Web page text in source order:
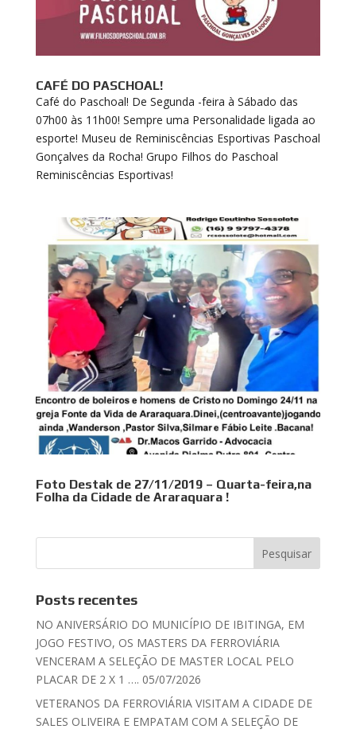
CAFÉ DO PASCHOAL!
Café do Paschoal! De Segunda -feira à Sábado das
07h00 às 11h00! Sempre uma Personalidade ligada ao
esporte! Museu de Reminiscências Esportivas Paschoal
Gonçalves da Rocha! Grupo Filhos do Paschoal
Reminiscências Esportivas!
Foto Destak de 27/11/2019 – Quarta-feira,na
Folha da Cidade de Araraquara !
Posts recentes
NO ANIVERSÁRIO DO MUNICÍPIO DE IBITINGA, EM
JOGO FESTIVO, OS MASTERS DA FERROVIÁRIA
VENCERAM A SELEÇÃO DE MASTER LOCAL PELO
PLACAR DE 2 X 1 …. 05/07/2026
VETERANOS DA FERROVIÁRIA VISITAM A CIDADE DE
SALES OLIVEIRA E EMPATAM COM A SELEÇÃO DE